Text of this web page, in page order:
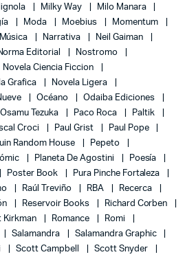
Milky Way
Milo Manara
Moda Moebius
Momentum
Música Narrativa
Neil Gaiman
Editorial
Nostromo
Novela Ciencia Ficcion
Grafica
Novela Ligera
Océano
Odaiba Ediciones
Osamu Tezuka Paco Roca
Paltik
Croci Paul Grist
Paul Pope
Random House
Pepeto
Planeta De Agostini
Poesía
Poster Book
Pura Pinche Fortaleza
Raúl Treviño RBA
Recerca
Reservoir Books
Richard Corben
Kirkman Romance
Romi
Salamandra
Salamandra Graphic
Scott Campbell
Scott Snyder